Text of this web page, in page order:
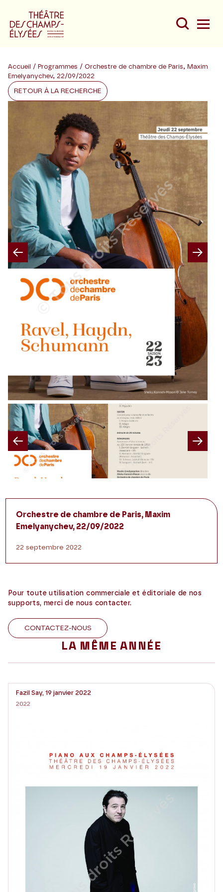
Du
Accueil / Programmes / Orchestre de chambre de Paris, Maxim
Emelyanychev, 22/09/2022
RETOUR À LA RECHERCHE
Previous
Previous
Orchestre de chambre de Paris, Maxim
Emelyanychev, 22/09/2022
22 septembre 2022
Pour toute utilisation commerciale et éditoriale de nos
supports, merci de nous contacter.
CONTACTEZ-NOUS
LA MÊME ANNÉE
Fazil Say, 19 janvier 2022
2022